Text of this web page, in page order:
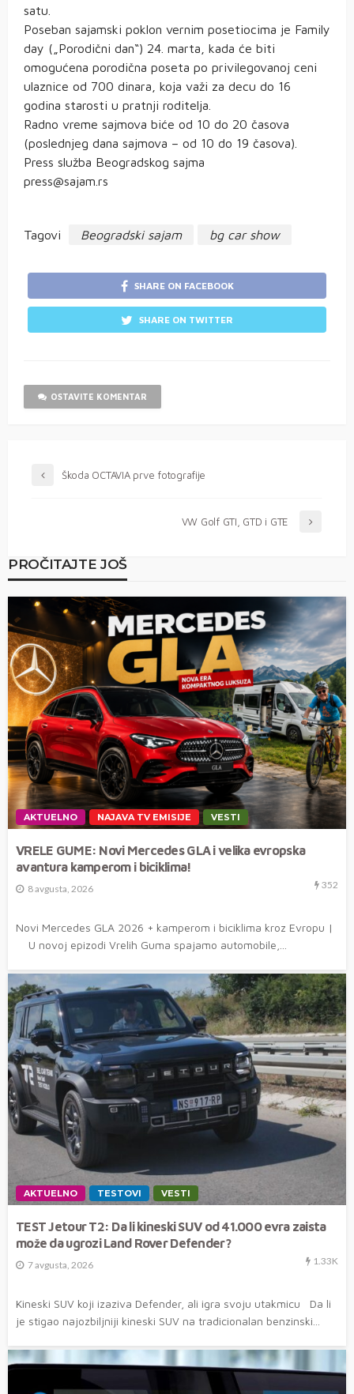
satu.
Poseban sajamski poklon vernim posetiocima je Family
day („Porodični dan“) 24. marta, kada će biti
omogućena porodična poseta po privilegovanoj ceni
ulaznice od 700 dinara, koja važi za decu do 16
godina starosti u pratnji roditelja.
Radno vreme sajmova biće od 10 do 20 časova
(poslednjeg dana sajmova – od 10 do 19 časova).
Press služba Beogradskog sajma
press@sajam.rs
Tagovi Beogradski sajam bg car show
SHARE ON FACEBOOK
SHARE ON TWITTER
OSTAVITE KOMENTAR
Škoda OCTAVIA prve fotografije
VW Golf GTI, GTD i GTE
PROČITAJTE JOŠ
AKTUELNO NAJAVA TV EMISIJE VESTI
VRELE GUME: Novi Mercedes GLA i velika evropska
avantura kamperom i biciklima!
8 avgusta, 2026 352
Novi Mercedes GLA 2026 + kamperom i biciklima kroz Evropu |
U novoj epizodi Vrelih Guma spajamo automobile,...
AKTUELNO TESTOVI VESTI
TEST Jetour T2: Da li kineski SUV od 41.000 evra zaista
može da ugrozi Land Rover Defender?
7 avgusta, 2026 1.33K
Kineski SUV koji izaziva Defender, ali igra svoju utakmicu Da li
je stigao najozbiljniji kineski SUV na tradicionalan benzinski...